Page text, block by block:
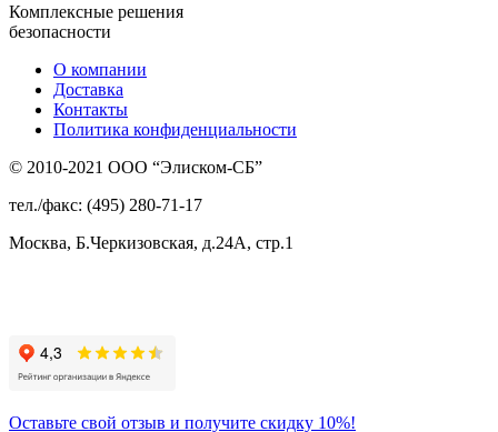
Комплексные решения
безопасности
О компании
Доставка
Контакты
Политика конфиденциальности
© 2010-2021 ООО “Элиском-СБ”
тел./факс: (495) 280-71-17
Москва, Б.Черкизовская, д.24А, стр.1
Оставьте свой отзыв и получите скидку 10%!